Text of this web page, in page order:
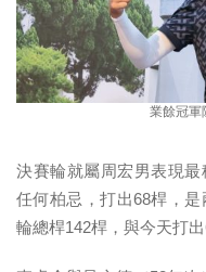
業餘冠軍
決賽輪就屬周宏男表現
任何柏忌，打出68桿，是
輪總桿142桿，與今天打